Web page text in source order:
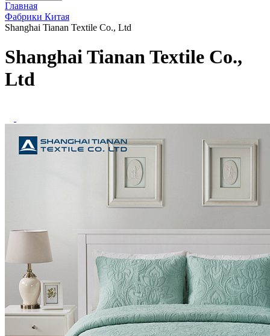
Главная
Фабрики Китая
Shanghai Tianan Textile Co., Ltd
Shanghai Tianan Textile Co.,
Ltd